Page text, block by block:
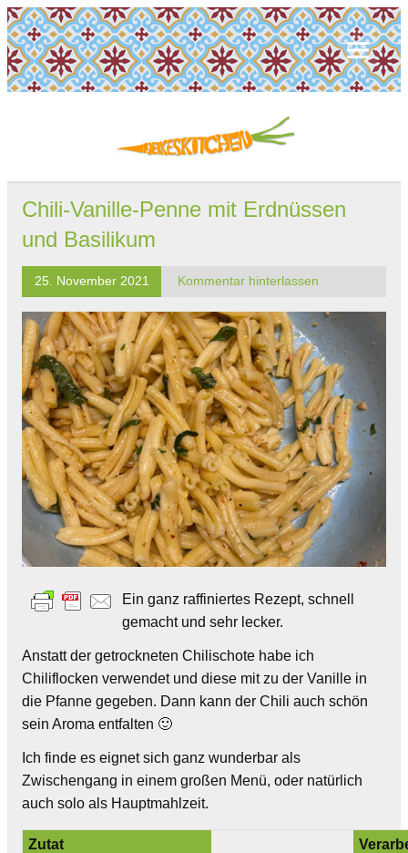
Chili-Vanille-Penne mit Erdnüssen
und Basilikum
25. November 2021 Kommentar hinterlassen
Ein ganz raffiniertes Rezept, schnell
gemacht und sehr lecker.
Anstatt der getrockneten Chilischote habe ich
Chiliflocken verwendet und diese mit zu der Vanille in
die Pfanne gegeben. Dann kann der Chili auch schön
sein Aroma entfalten 🙂
Ich finde es eignet sich ganz wunderbar als
Zwischengang in einem großen Menü, oder natürlich
auch solo als Hauptmahlzeit.
Zutat